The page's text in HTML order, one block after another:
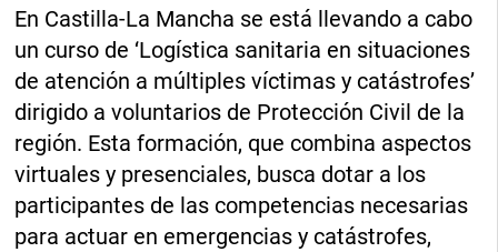
En Castilla-La Mancha se está llevando a cabo
un curso de ‘Logística sanitaria en situaciones
de atención a múltiples víctimas y catástrofes’
dirigido a voluntarios de Protección Civil de la
región. Esta formación, que combina aspectos
virtuales y presenciales, busca dotar a los
participantes de las competencias necesarias
para actuar en emergencias y catástrofes,